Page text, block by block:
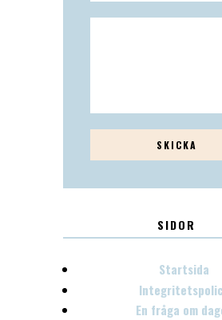
SIDOR
Startsida
En fråga om